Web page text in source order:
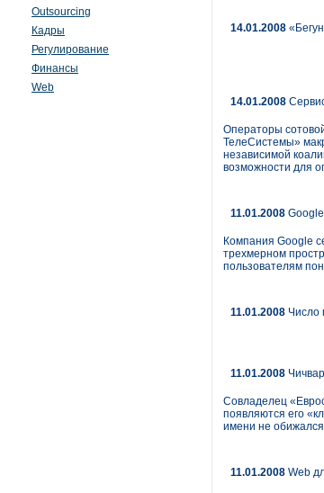
Outsourcing
Кадры
Регулирование
Финансы
Web
14.01.2008
14.01.2008
Операторы
ТелеСистемы»
независимой
возможности для
11.01.2008
Компания Google
трехмерном
пользователям
11.01.2008 Число
11.01.2008
Совладелец
появляются его
имени не обижался
11.01.2008 Web